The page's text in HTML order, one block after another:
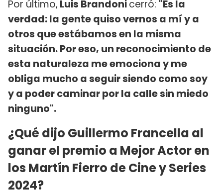
Por último, Luis Brandonicerró: "Es la
verdad: la gente quiso vernos a mí y a
otros que estábamos en la misma
situación. Por eso, un reconocimiento de
esta naturaleza me emociona y me
obliga mucho a seguir siendo como soy
y a poder caminar por la calle sin miedo
ninguno".
¿Qué dijo Guillermo Francella al
ganar el premio a Mejor Actor en
los Martín Fierro de Cine y Series
2024?